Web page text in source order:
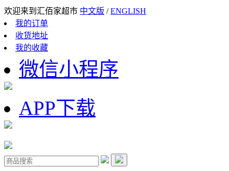
欢迎来到汇佰家超市 中文版 /ENGLISH
我的订单
收货地址
我的收藏
微信小程序
APP下载